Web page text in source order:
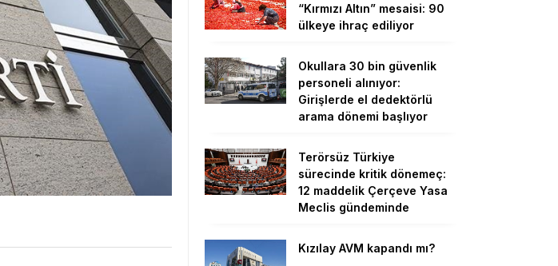
“Kırmızı Altın” mesaisi: 90
ülkeye ihraç ediliyor
Okullara 30 bin güvenlik
personeli alınıyor:
Girişlerde el dedektörlü
arama dönemi başlıyor
Terörsüz Türkiye
sürecinde kritik dönemeç:
12 maddelik Çerçeve Yasa
Meclis gündeminde
Kızılay AVM kapandı mı?